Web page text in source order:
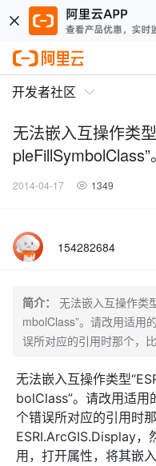
开发者社区
无法嵌入互操作类
2014-04-17 1349
154282684
简介：
无法嵌入互操作类
mbolClass”。请改用适用
误所对应的引用时那个，
无法嵌入互操作类型
bolClass”。请改用适用
个错误所对应的引用时
ESRI.ArcGIS.Display，
用，打开属性，将其嵌